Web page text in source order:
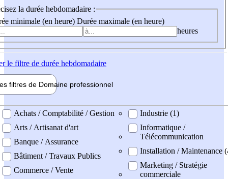
la durée hebdomadaire :
minimale (en heure) Durée maximale (en heure)
heures
le filtre de durée hebdomadaire
filtres de Domaine professionnel
professionel
Achats / Comptabilité / Gestion
Arts / Artisanat d'art
Banque / Assurance
Bâtiment / Travaux Publics
Commerce / Vente
Industrie (1)
Informatique /
Télécommunication
Installation / Maintenance
Marketing / Stratégie
commerciale